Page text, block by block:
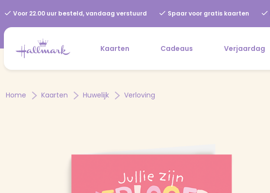
Voor 22.00 uur besteld, vandaag verstuurd Spaar voor gratis kaarten
Kaarten Cadeaus Verjaardag
Home Kaarten Huwelijk Verloving